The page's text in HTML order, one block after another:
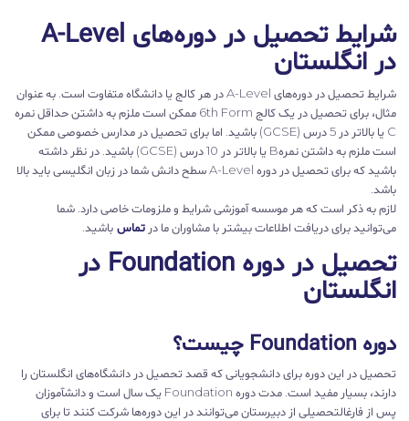
شرایط تحصیل در دوره‌های A-Level
در انگلستان
شرایط تحصیل در دوره‌های A-Level در هر کالج یا دانشگاه متفاوت است. به عنوان
مثال، برای تحصیل در یک کالج 6th Form ممکن است ملزم به داشتن حداقل نمره
C یا بالاتر در 5 درس (GCSE) باشید. اما برای تحصیل در مدارس‌ خصوصی ممکن
است ملزم به داشتن نمرهB یا بالاتر در 10 درس (GCSE) باشید. در نظر داشته
باشید که برای تحصیل در دوره‌ A-Level سطح دانش شما در زبان انگلیسی باید بالا
باشد.
لازم به ذکر است که هر موسسه آموزشی شرایط و ملزومات خاصی دارد. شما
می‌توانید برای دریافت اطلاعات بیشتر با مشاوران ما درتماسباشید.
تحصیل در دوره Foundation در
انگلستان
دوره Foundation چیست؟
تحصیل در این دوره برای دانشجویانی که قصد تحصیل در دانشگاه‌های انگلستان را
دارند، بسیار مفید است. مدت دوره Foundation یک سال است و دانشآموزان
پس از فارغالتحصیلی از دبیرستان می‌توانند در این دوره‌ها شرکت کنند تا برای